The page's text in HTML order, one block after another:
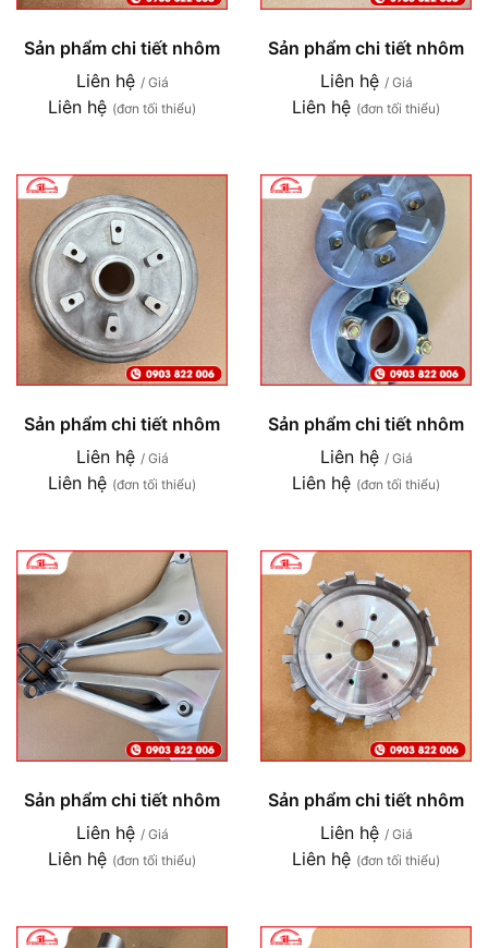
Sản phẩm chi tiết nhôm
Liên hệ / Giá
Liên hệ (đơn tối thiểu)
Sản phẩm chi tiết nhôm
Liên hệ / Giá
Liên hệ (đơn tối thiểu)
Sản phẩm chi tiết nhôm
Liên hệ / Giá
Liên hệ (đơn tối thiểu)
Sản phẩm chi tiết nhôm
Liên hệ / Giá
Liên hệ (đơn tối thiểu)
Sản phẩm chi tiết nhôm
Liên hệ / Giá
Liên hệ (đơn tối thiểu)
Sản phẩm chi tiết nhôm
Liên hệ / Giá
Liên hệ (đơn tối thiểu)